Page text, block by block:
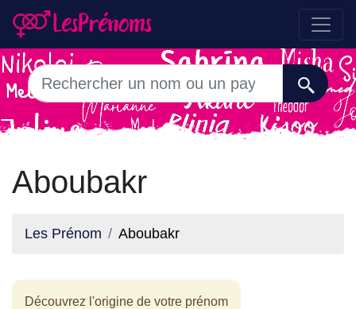
Aboubakr
Les Prénom Aboubakr
Découvrez l'origine de votre prénom